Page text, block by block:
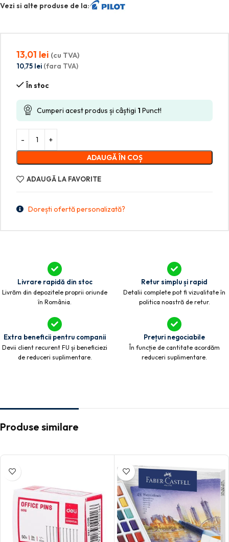
Vezi si alte produse de la:
13,01 lei (cu TVA)
10,75 lei (fara TVA)
În stoc
Cumperi acest produs și câștigi 1 Punct!
ADAUGĂ ÎN COȘ
ADAUGĂ LA FAVORITE
Dorești ofertă personalizată?
Livrare rapidă din stoc
Livrăm din depozitele proprii oriunde
în România.
Retur simplu și rapid
Detalii complete pot fi vizualitate în
politica noastră de retur.
Extra beneficii pentru companii
Devii client recurent FU și beneficiezi
de reduceri suplimentare.
Prețuri negociabile
În funcție de cantitate acordăm
reduceri suplimentare.
Produse similare